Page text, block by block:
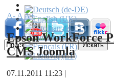
Пресса
A- A A+
Epson WorkForce
CMS Joomla
07.11.2011 11:23 |